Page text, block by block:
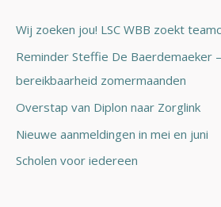
:
Wij zoeken jou! LSC WBB zoekt
Reminder Steffie De Baerdemaeker
bereikbaarheid zomermaanden
Overstap van Diplon naar Zorglink
Nieuwe aanmeldingen in mei en juni
Scholen voor iedereen